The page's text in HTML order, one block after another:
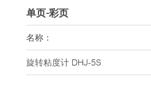
单页-彩页
名称：
旋转粘度计 DHJ-5S